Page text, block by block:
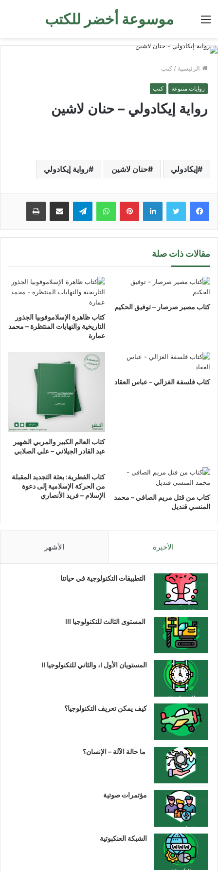
موسوعة أخضر للكتب القائمة
الرئيسية / كتب
روايات متنوعة كتب
رواية إيكادولي – حنان لاشين
إيكادولي حنان لاشين رواية إيكادولي
لينكدإن بينتيريستواتساب تيلقرام مشاركة عبر البريد طباعة
مقالات ذات صلة
كتاب مصير صرصار – توفيق الحكيم
كتاب ظاهرة الإسلاموفوبيا الجذور
التاريخية والنهايات المنتظرة – محمد
عمارة
كتاب فلسفة الغزالي – عباس العقاد
كتاب العالم الكبير والمربي الشهير
عبد القادر الجيلاني – علي الصلابي
كتاب من قتل مريم الصافي – محمد
المنسي قنديل
كتاب الفطرية: بعثة التجديد المقبلة
من الحركة الإسلامية إلى دعوة
الإسلام – فريد الأنصاري
الأخيرة الأشهر
التطبيقات التكنولوجية في حياتنا
المستوى الثالث للتكنولوجيا III
المستويان الأول I، والثاني للتكنولوجيا II
كيف يمكن تعريف التكنولوجيا؟
ما حالة الآلة – الإنسان؟
مؤتمرات صوتية
الشبكة العنكبوتية